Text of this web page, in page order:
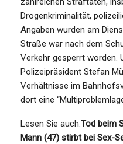
Drogenkriminalität,
Angaben wurden am
Straße war nach dem
Verkehr gesperrt worden.
Polizeipräsident Stefan
Verhältnisse im
dort eine
Lesen Sie auch:Tod beim
Mann (47) stirbt bei Sex-